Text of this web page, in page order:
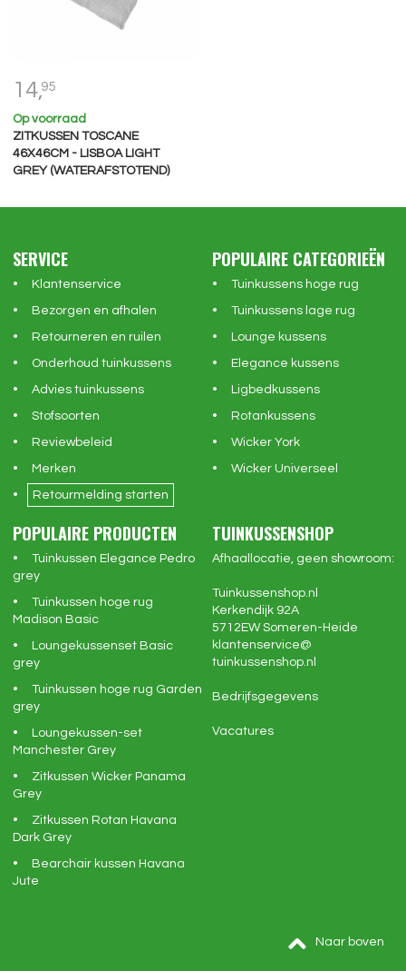
14,95
Op voorraad
ZITKUSSEN TOSCANE
46X46CM - LISBOA LIGHT
GREY (WATERAFSTOTEND)
SERVICE
Klantenservice
Bezorgen en afhalen
Retourneren en ruilen
Onderhoud tuinkussens
Advies tuinkussens
Stofsoorten
Reviewbeleid
Merken
Retourmelding starten
POPULAIRE CATEGORIEËN
Tuinkussens hoge rug
Tuinkussens lage rug
Lounge kussens
Elegance kussens
Ligbedkussens
Rotankussens
Wicker York
Wicker Universeel
POPULAIRE PRODUCTEN
Tuinkussen Elegance Pedro
grey
Tuinkussen hoge rug
Madison Basic
Loungekussenset Basic
grey
Tuinkussen hoge rug Garden
grey
Loungekussen-set
Manchester Grey
Zitkussen Wicker Panama
Grey
Zitkussen Rotan Havana
Dark Grey
Bearchair kussen Havana
Jute
TUINKUSSENSHOP
Afhaallocatie, geen showroom:
Tuinkussenshop.nl
Kerkendijk 92A
5712EW Someren-Heide
klantenservice@
tuinkussenshop.nl
Bedrijfsgegevens
Vacatures
Naar boven